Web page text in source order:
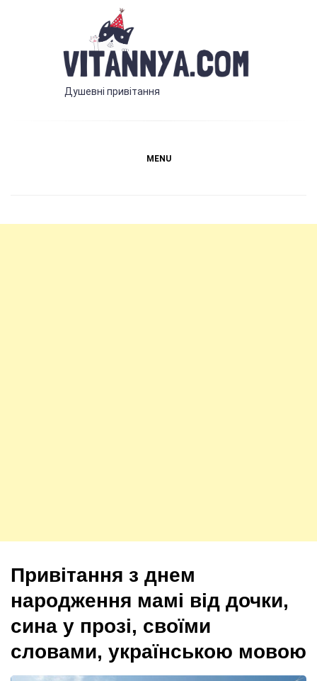
Vitannya.com
Душевні привітання
MENU
Привітання з днем
народження мамі від дочки,
сина у прозі, своїми
словами, українською мовою